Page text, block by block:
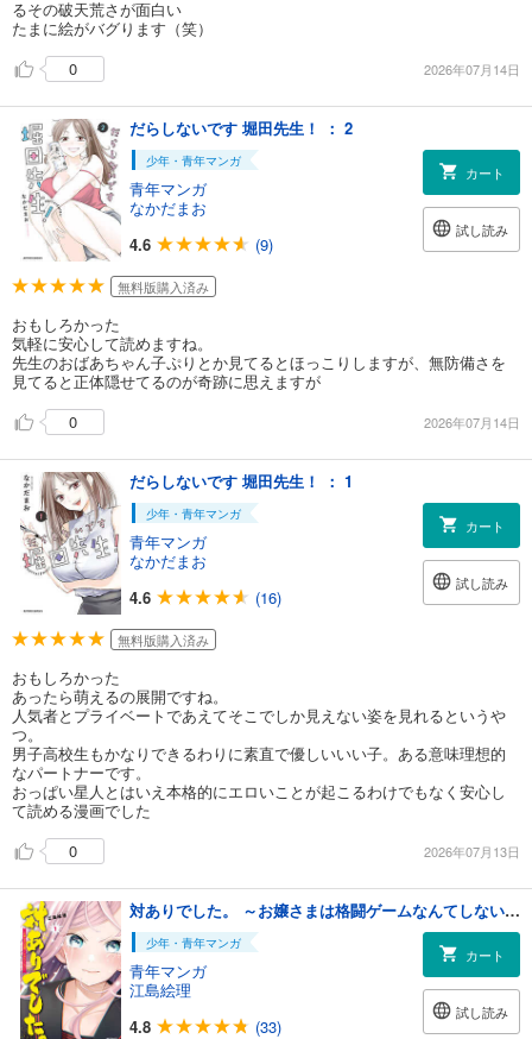
るその破天荒さが面白い
たまに絵がバグります（笑）
0
2026年07月14日
だらしないです 堀田先生！ ： 2
少年・青年マンガ
青年マンガ
なかだまお
4.6
(9)
カート
試し読み
無料版購入済み
おもしろかった
気軽に安心して読めますね。
先生のおばあちゃん子ぷりとか見てるとほっこりしますが、無防備さを
見てると正体隠せてるのが奇跡に思えますが
0
2026年07月14日
だらしないです 堀田先生！ ： 1
少年・青年マンガ
青年マンガ
なかだまお
4.6
(16)
カート
試し読み
無料版購入済み
おもしろかった
あったら萌えるの展開ですね。
人気者とプライベートであえてそこでしか見えない姿を見れるというや
つ。
男子高校生もかなりできるわりに素直で優しいいい子。ある意味理想的
なパートナーです。
おっぱい星人とはいえ本格的にエロいことが起こるわけでもなく安心し
て読める漫画でした
0
2026年07月13日
対ありでした。 ～お嬢さまは格闘ゲームなんてしない～ １
少年・青年マンガ
青年マンガ
江島絵理
4.8
(33)
カート
試し読み